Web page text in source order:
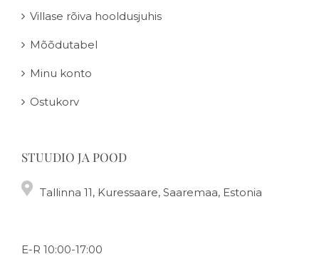
Villase rõiva hooldusjuhis
Mõõdutabel
Minu konto
Ostukorv
STUUDIO JA POOD
Tallinna 11, Kuressaare, Saaremaa, Estonia
E-R 10:00-17:00